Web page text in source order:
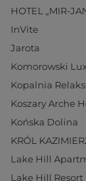
HOTEL „MIR-
InVite
Jarota
Komorowski
Kopalnia
Koszary Arche
Końska Dolina
KRÓL
Lake Hill
Lake Hill Resort